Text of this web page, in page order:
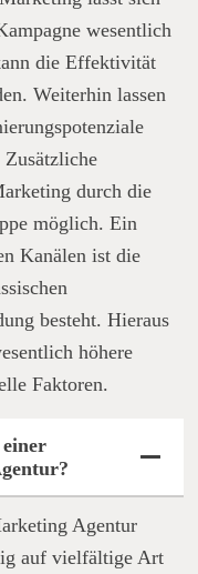
wesentlich
die Effektivität
Weiterhin lassen
durch die
möglich. Ein
Kanälen ist die
besteht. Hieraus
höhere
Faktoren.
Agentur
auf vielfältige Art